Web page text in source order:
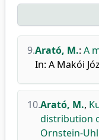
9.Arató, M.: A
In: A Makói
10.Arató, M.,
distribution
Ornstein-